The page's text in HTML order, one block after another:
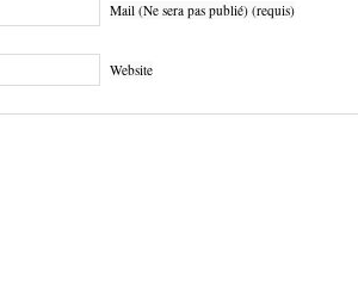
Mail (Ne sera pas publié) (requis)
Website